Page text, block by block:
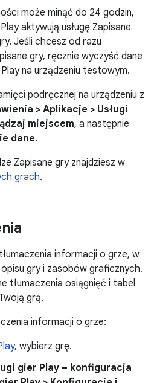
może minąć do 24 godzin,
aktywują usługę Zapisane
Jeśli chcesz od razu
gry, ręcznie wyczyść dane
na urządzeniu testowym.
podręcznej na urządzeniu z
> Aplikacje > Usługi
miejscem, a następnie
dane.
Zapisane gry znajdziesz w
grach.
informacji o grze, w
gry i zasobów graficznych.
tłumaczenia osiągnięć i tabel
grą.
informacji o grze:
, wybierz grę.
gier Play – konfiguracja